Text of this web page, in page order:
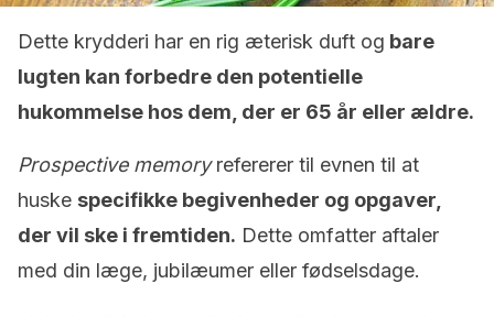
Dette krydderi har en rig æterisk duft og bare
lugten kan forbedre den potentielle
hukommelse hos dem, der er 65 år eller ældre.
Prospective memoryrefererer til evnen til at
huske specifikke begivenheder og opgaver,
der vil ske i fremtiden. Dette omfatter aftaler
med din læge, jubilæumer eller fødselsdage.